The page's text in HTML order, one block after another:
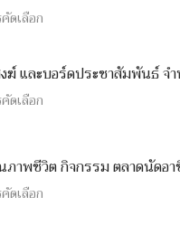
ดเลือก
และบอร์ดประชาสัมพันธ์ จำ
ดเลือก
ชีวิต กิจกรรม ตลาดนัดอาชี
ดเลือก